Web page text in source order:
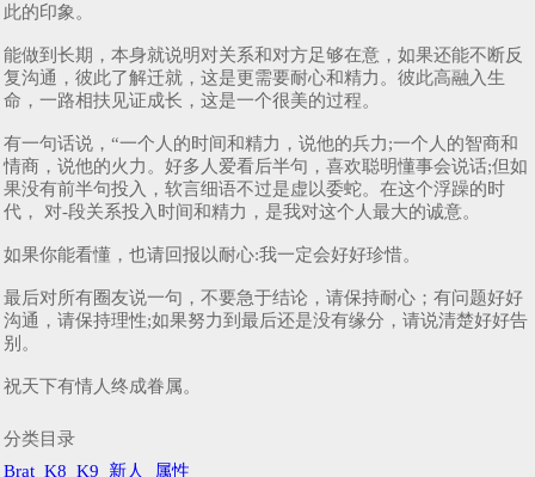
此的印象。
能做到长期，本身就说明对关系和对方足够在意，如果还能不断反
复沟通，彼此了解迁就，这是更需要耐心和精力。彼此高融入生
命，一路相扶见证成长，这是一个很美的过程。
有一句话说，“一个人的时间和精力，说他的兵力;一个人的智商和
情商，说他的火力。好多人爱看后半句，喜欢聪明懂事会说话;但如
果没有前半句投入，软言细语不过是虚以委蛇。在这个浮躁的时
代， 对-段关系投入时间和精力，是我对这个人最大的诚意。
如果你能看懂，也请回报以耐心:我一定会好好珍惜。
最后对所有圈友说一句，不要急于结论，请保持耐心；有问题好好
沟通，请保持理性;如果努力到最后还是没有缘分，请说清楚好好告
别。
祝天下有情人终成眷属。
分类目录
Brat K8 K9 新人 属性